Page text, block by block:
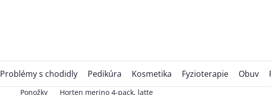
Problémy s chodidly Pedikúra Kosmetika Fyzioterapie Obuv
Ponožky Horten merino 4-pack, latte